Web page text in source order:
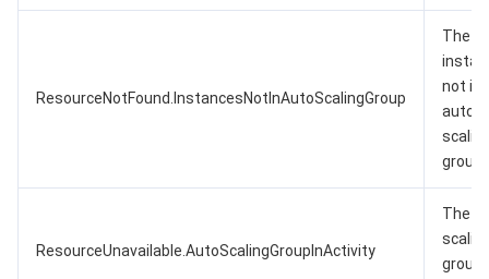
ResourceNotFound.InstancesNotInAutoScalingGroup
The
not in
auto
group.
ResourceUnavailable.AutoScalingGroupInActivity
The
group